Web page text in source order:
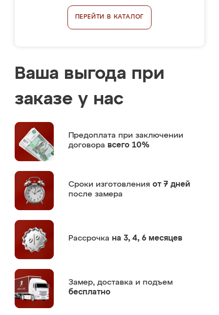
ПЕРЕЙТИ В КАТАЛОГ
Ваша выгода при
заказе у нас
Предоплата при заключении
договора всего 10%
Сроки изготовления от 7 дней
после замера
Рассрочка на 3, 4, 6 месяцев
Замер, доставка и подъем
бесплатно